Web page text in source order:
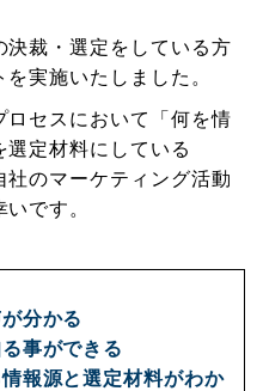
裁・選定をしている方
実施いたしました。
セスにおいて「何を情
定材料にしている
のマーケティング活動
です。
分かる
事ができる
報源と選定材料がわか